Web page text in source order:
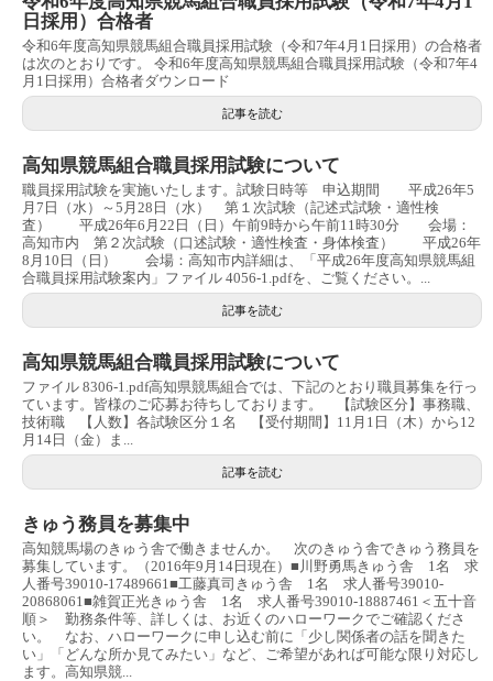
日採用）合格者
令和6年度高知県競馬組合職員採用試験（令和7年4月1日採用）の合格者
は次のとおりです。 令和6年度高知県競馬組合職員採用試験（令和7年4
月1日採用）合格者ダウンロード
記事を読む
高知県競馬組合職員採用試験について
職員採用試験を実施いたします。試験日時等 申込期間 平成26年5
月7日（水）～5月28日（水） 第１次試験（記述式試験・適性検
査） 平成26年6月22日（日）午前9時から午前11時30分 会場：
高知市内 第２次試験（口述試験・適性検査・身体検査） 平成26年
8月10日（日） 会場：高知市内詳細は、「平成26年度高知県競馬組
合職員採用試験案内」ファイル 4056-1.pdfを、ご覧ください。...
記事を読む
高知県競馬組合職員採用試験について
ファイル 8306-1.pdf高知県競馬組合では、下記のとおり職員募集を行っ
ています。皆様のご応募お待ちしております。 【試験区分】事務職、
技術職 【人数】各試験区分１名 【受付期間】11月1日（木）から12
月14日（金）ま...
記事を読む
きゅう務員を募集中
高知競馬場のきゅう舎で働きませんか。 次のきゅう舎できゅう務員を
募集しています。（2016年9月14日現在）■川野勇馬きゅう舎 1名 求
人番号39010-17489661■工藤真司きゅう舎 1名 求人番号39010-
20868061■雑賀正光きゅう舎 1名 求人番号39010-18887461＜五十音
順＞ 勤務条件等、詳しくは、お近くのハローワークでご確認くださ
い。 なお、ハローワークに申し込む前に「少し関係者の話を聞きた
い」「どんな所か見てみたい」など、ご希望があれば可能な限り対応し
ます。高知県競...